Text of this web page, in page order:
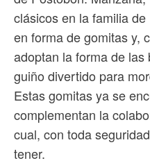
clásicos en la familia
en forma de gomitas y,
adoptan la forma de
guiño divertido para
Estas gomitas ya se
complementan la
cual, con toda
tener.